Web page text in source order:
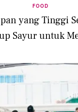
FOOD
yang Tinggi
Sayur untuk